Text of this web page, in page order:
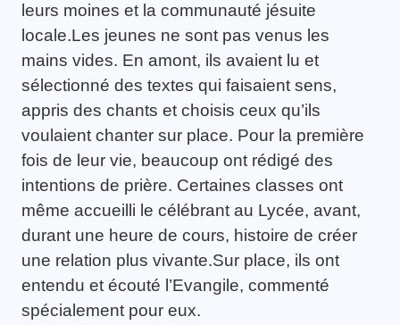
leurs moines et la communauté jésuite
locale.Les jeunes ne sont pas venus les
mains vides. En amont, ils avaient lu et
sélectionné des textes qui faisaient sens,
appris des chants et choisis ceux qu’ils
voulaient chanter sur place. Pour la première
fois de leur vie, beaucoup ont rédigé des
intentions de prière. Certaines classes ont
même accueilli le célébrant au Lycée, avant,
durant une heure de cours, histoire de créer
une relation plus vivante.Sur place, ils ont
entendu et écouté l’Evangile, commenté
spécialement pour eux.